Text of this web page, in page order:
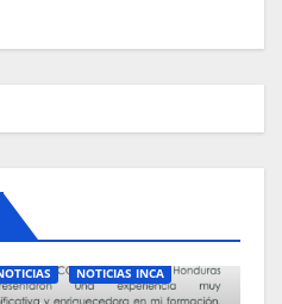
NOTICIAS INCA